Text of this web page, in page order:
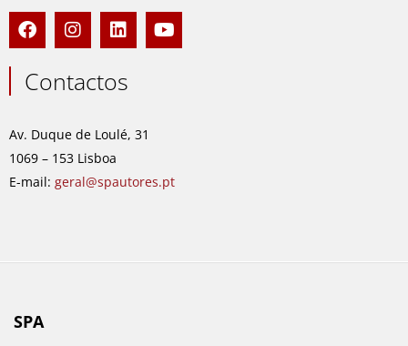
F
a
c
e
b
o
k
I
n
s
t
a
r
a
m
L
i
n
k
e
i
n
Y
o
u
Contactos
Av. Duque de Loulé, 31
1069 – 153 Lisboa
E-mail: geral@spautores.pt
SPA